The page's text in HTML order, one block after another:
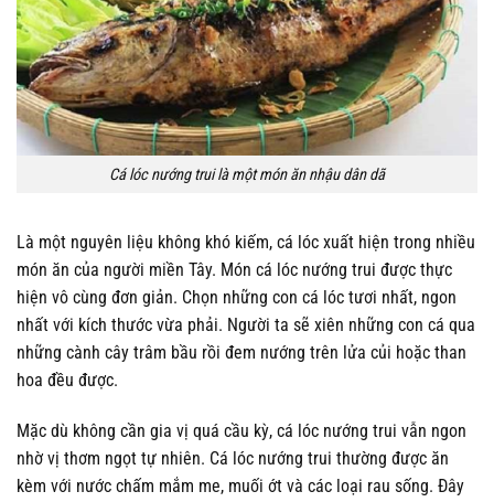
Cá lóc nướng trui là một món ăn nhậu dân dã
Là một nguyên liệu không khó kiếm, cá lóc xuất hiện trong nhiều
món ăn của người miền Tây. Món cá lóc nướng trui được thực
hiện vô cùng đơn giản. Chọn những con cá lóc tươi nhất, ngon
nhất với kích thước vừa phải. Người ta sẽ xiên những con cá qua
những cành cây trâm bầu rồi đem nướng trên lửa củi hoặc than
hoa đều được.
Mặc dù không cần gia vị quá cầu kỳ, cá lóc nướng trui vẫn ngon
nhờ vị thơm ngọt tự nhiên. Cá lóc nướng trui thường được ăn
kèm với nước chấm mắm me, muối ớt và các loại rau sống. Đây